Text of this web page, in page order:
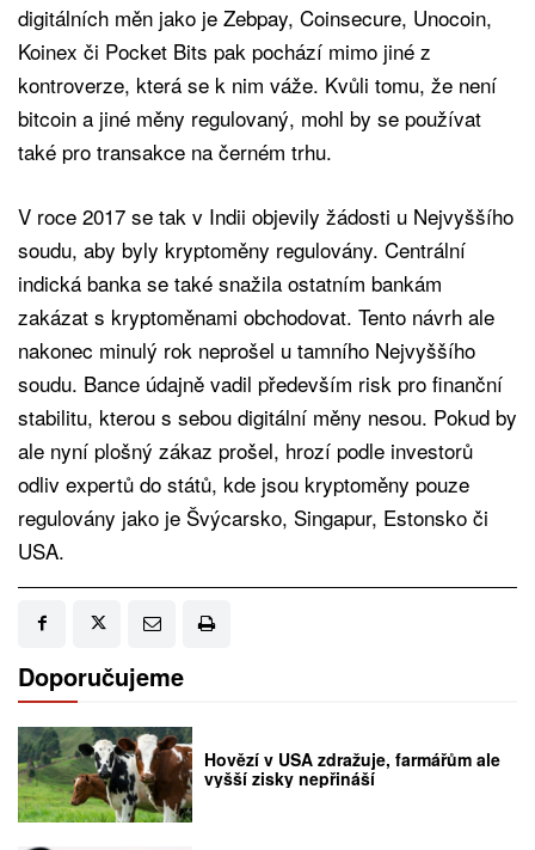
digitálních měn jako je Zebpay, Coinsecure, Unocoin,
Koinex či Pocket Bits pak pochází mimo jiné z
kontroverze, která se k nim váže. Kvůli tomu, že není
bitcoin a jiné měny regulovaný, mohl by se používat
také pro transakce na černém trhu.
V roce 2017 se tak v Indii objevily žádosti u Nejvyššího
soudu, aby byly kryptoměny regulovány. Centrální
indická banka se také snažila ostatním bankám
zakázat s kryptoměnami obchodovat. Tento návrh ale
nakonec minulý rok neprošel u tamního Nejvyššího
soudu. Bance údajně vadil především risk pro finanční
stabilitu, kterou s sebou digitální měny nesou. Pokud by
ale nyní plošný zákaz prošel, hrozí podle investorů
odliv expertů do států, kde jsou kryptoměny pouze
regulovány jako je Švýcarsko, Singapur, Estonsko či
USA.
Doporučujeme
Hovězí v USA zdražuje, farmářům ale
vyšší zisky nepřináší